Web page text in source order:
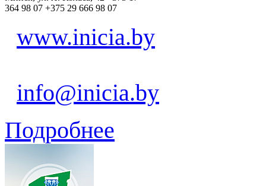
364 98 07 +375 29 666 98 07
www.inicia.by
info@inicia.by
Подробнее